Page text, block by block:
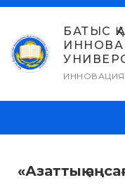
Skip
content
БАТЫС
«Азаттық